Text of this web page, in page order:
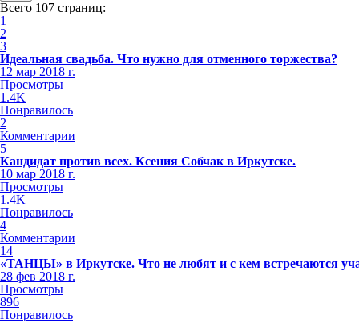
Всего 107 страниц:
1
2
3
Идеальная свадьба. Что нужно для отменного торжества?
12 мар 2018 г.
Просмотры
1.4K
Понравилось
2
Комментарии
5
Кандидат против всех. Ксения Собчак в Иркутске.
10 мар 2018 г.
Просмотры
1.4K
Понравилось
4
Комментарии
14
«ТАНЦЫ» в Иркутске. Что не любят и с кем встречаются
28 фев 2018 г.
Просмотры
896
Понравилось